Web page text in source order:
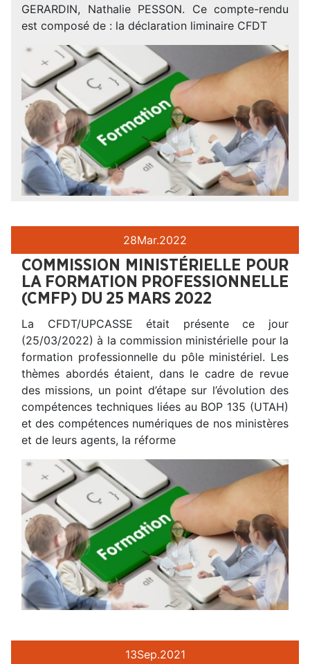
GERARDIN, Nathalie PESSON. Ce compte-rendu
est composé de : la déclaration liminaire CFDT
28Mar.2022
COMMISSION MINISTÉRIELLE POUR
LA FORMATION PROFESSIONNELLE
(CMFP) DU 25 MARS 2022
La CFDT/UPCASSE était présente ce jour
(25/03/2022) à la commission ministérielle pour la
formation professionnelle du pôle ministériel. Les
thèmes abordés étaient, dans le cadre de revue
des missions, un point d’étape sur l’évolution des
compétences techniques liées au BOP 135 (UTAH)
et des compétences numériques de nos ministères
et de leurs agents, la réforme
13Sep.2021